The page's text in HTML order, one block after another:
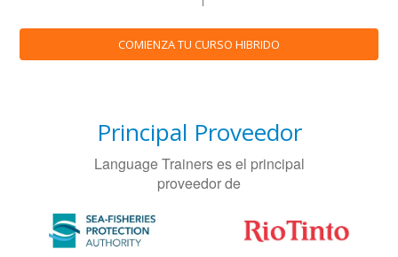
COMIENZA TU CURSO HIBRIDO
Principal Proveedor
Language Trainers es el principal
proveedor de